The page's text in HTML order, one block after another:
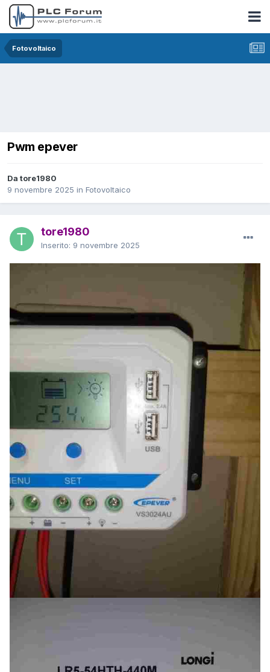
Fotovoltaico
Pwm epever
Da tore1980
9 novembre 2025 in Fotovoltaico
tore1980
Inserito: 9 novembre 2025